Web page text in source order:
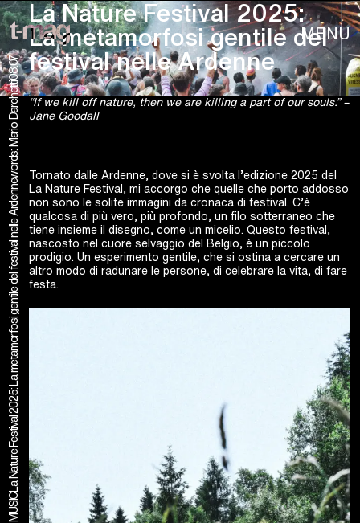
MENU
MUSIC
La Nature Festival 2025: La metamorfosi gentile del festival nelle Ardenne
words: Mario Darchetti
08.07
La Nature Festival 2025:
La metamorfosi gentile del
festival nelle Ardenne
“If we kill off nature, then we are killing a part of our souls.” –
Jane Goodall
Tornato dalle Ardenne, dove si è svolta l’edizione 2025 del
La Nature Festival, mi accorgo che quelle che porto addosso
non sono le solite immagini da cronaca di festival. C’è
qualcosa di più vero, più profondo, un filo sotterraneo che
tiene insieme il disegno, come un micelio. Questo festival,
nascosto nel cuore selvaggio del Belgio, è un piccolo
prodigio. Un esperimento gentile, che si ostina a cercare un
altro modo di radunare le persone, di celebrare la vita, di fare
festa.